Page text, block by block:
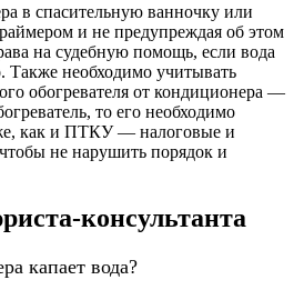
в спасительную ванночку или
и не предупреждая об этом
на судебную помощь, если вода
Также необходимо учитывать
обогревателя от кондиционера ―
то его необходимо
как и ПТКУ ― налоговые и
не нарушить порядок и
консультанта
капает вода?